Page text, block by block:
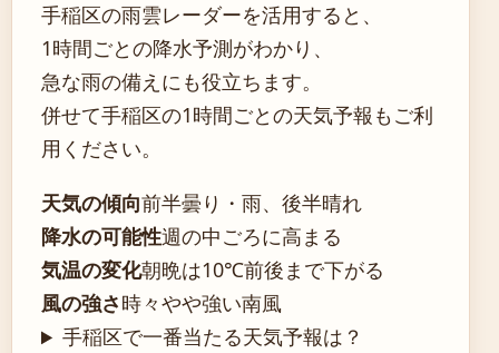
手稲区の雨雲レーダーを活用すると、
1時間ごとの降水予測がわかり、
急な雨の備えにも役立ちます。
併せて手稲区の1時間ごとの天気予報もご利
用ください。
天気の傾向前半曇り・雨、後半晴れ
降水の可能性週の中ごろに高まる
気温の変化朝晩は10℃前後まで下がる
風の強さ時々やや強い南風
手稲区で一番当たる天気予報は？